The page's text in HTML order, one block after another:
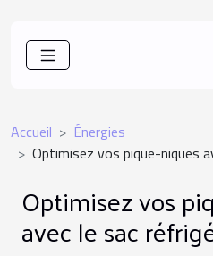
Accueil
Énergies
Optimisez vos pique-niques
Optimisez vos
avec le sac